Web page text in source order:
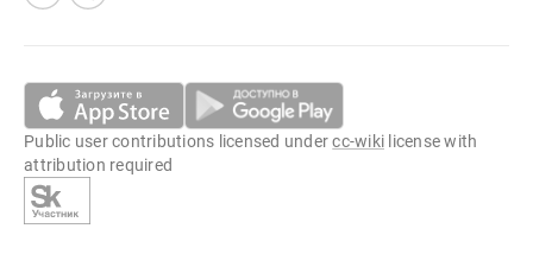
Public user contributions licensed undercc-wiki license with
attribution required